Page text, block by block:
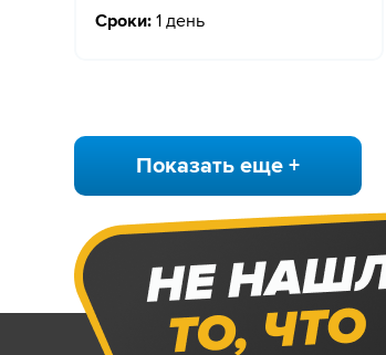
Сроки: 1 день
Показать еще +